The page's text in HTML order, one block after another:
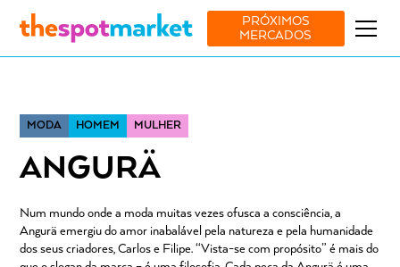
PRÓXIMOS
MERCADOS
MODA HOMEM MULHER
ANGURÄ
Num mundo onde a moda muitas vezes ofusca a consciência, a
Angurä emergiu do amor inabalável pela natureza e pela humanidade
dos seus criadores, Carlos e Filipe. “Vista-se com propósito” é mais do